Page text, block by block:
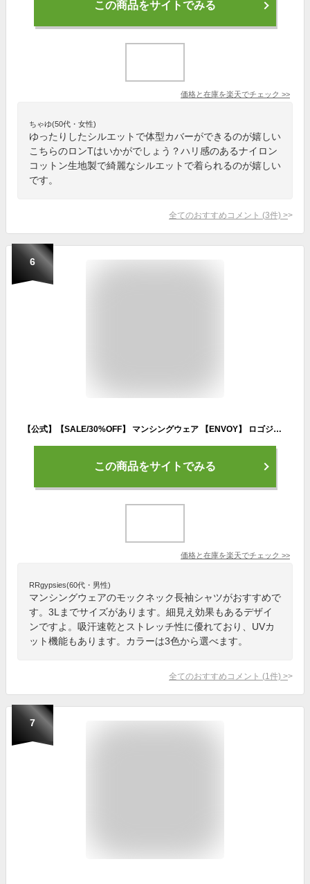
この商品をサイトでみる
価格と在庫を楽天でチェック >>
ちゃゆ(50代・女性)
ゆったりしたシルエットで体型カバーができるのが嬉しい
こちらのロンTはいかがでしょう？ハリ感のあるナイロン
コットン生地製で綺麗なシルエットで着られるのが嬉しい
です。
全てのおすすめコメント (3件) >
6
【公式】【SALE/30%OFF】 マンシングウェア 【ENVOY】 ロゴジャカード モックネック 長袖シャツ レディース ( 吸汗速乾 / ストレッチ / UVカット ) ゴルフ シャツ ゴルフウェア 暑さ対策 大きいサイズ 3L 2023年春夏モデル MEWVJB02
この商品をサイトでみる
価格と在庫を楽天でチェック >>
RRgypsies(60代・男性)
マンシングウェアのモックネック長袖シャツがおすすめで
す。3Lまでサイズがあります。細見え効果もあるデザイ
ンですよ。吸汗速乾とストレッチ性に優れており、UVカ
ット機能もあります。カラーは3色から選べます。
全てのおすすめコメント (1 件) >
7